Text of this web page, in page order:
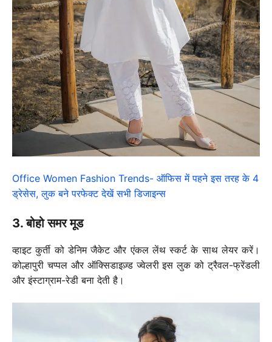
Office Women Fashion Trends- ऑफिस में पहने इस तरह के 4
ड्रेसेस, लुक बने परफेक्ट देखें सभी डिजाइन्स
3. बोहो समर मूड
व्हाइट कुर्ती को डेनिम जैकेट और एंकल लेंथ स्कर्ट के साथ लेयर करें।
कोल्हापुरी चप्पल और ऑक्सिडाइज़्ड ज्वेलरी इस लुक को ट्रैवल-फ्रेंडली
और इंस्टाग्राम-रेडी बना देती है।